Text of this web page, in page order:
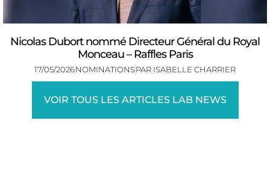
Nicolas Dubort nommé Directeur Général du Royal
Monceau – Raffles Paris
17/05/2026NOMINATIONSPAR ISABELLE CHARRIER
VOIR TOUS LES ARTICLES LAB NEWS